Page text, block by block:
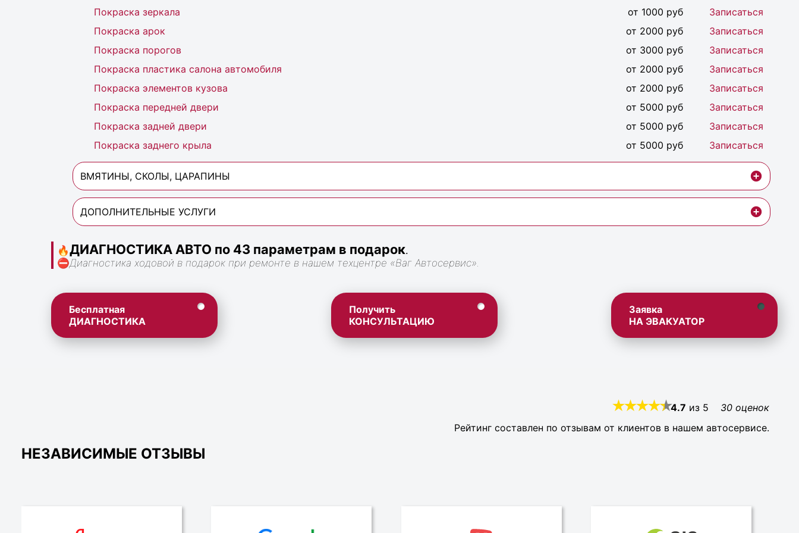
Покраска зеркала
от 1000 руб
Записаться
Покраска арок
от 2000 руб
Записаться
Покраска порогов
от 3000 руб
Записаться
Покраска пластика салона автомобиля
от 2000 руб
Записаться
Покраска элементов кузова
от 2000 руб
Записаться
Покраска передней двери
от 5000 руб
Записаться
Покраска задней двери
от 5000 руб
Записаться
Покраска заднего крыла
от 5000 руб Записаться
ВМЯТИНЫ, СКОЛЫ, ЦАРАПИНЫ
ДОПОЛНИТЕЛЬНЫЕ УСЛУГИ
🔥ДИАГНОСТИКА АВТО по 43 параметрам в подарок.
⛔Диагностика ходовой в подарок при ремонте в нашем техцентре «Ваг Автосервис».
Бесплатная
ДИАГНОСТИКА
Получить
КОНСУЛЬТАЦИЮ
Заявка
НА ЭВАКУАТОР
4.7 из 5 30 оценок
Рейтинг составлен по отзывам от клиентов в нашем автосервисе.
НЕЗАВИСИМЫЕ ОТЗЫВЫ